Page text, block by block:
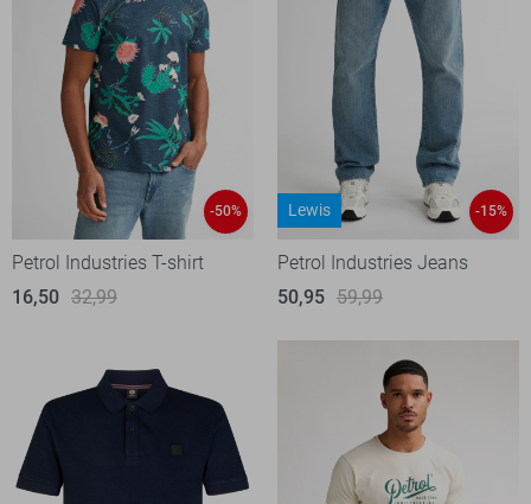
-50%
Petrol Industries T-shirt
16,50 32,99
Lewis -15%
Petrol Industries Jeans
50,95 59,99